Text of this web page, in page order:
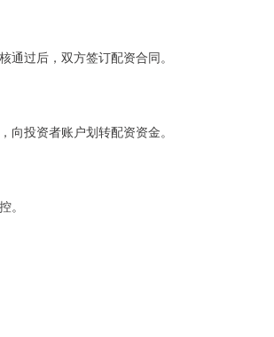
过后，双方签订配资合同。
投资者账户划转配资资金。